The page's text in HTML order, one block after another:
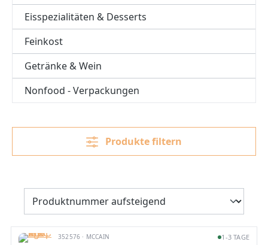
Eisspezialitäten & Desserts
Feinkost
Getränke & Wein
Nonfood - Verpackungen
Produkte filtern
352576 · MCCAIN 1-3 TAGE